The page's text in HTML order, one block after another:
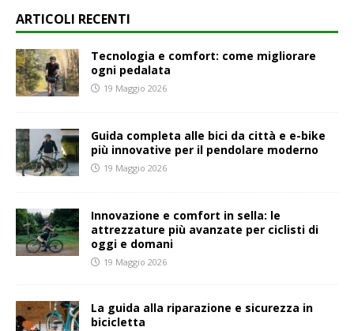
ARTICOLI RECENTI
Tecnologia e comfort: come migliorare
ogni pedalata
19 Maggio 2026
Guida completa alle bici da città e e-bike
più innovative per il pendolare moderno
19 Maggio 2026
Innovazione e comfort in sella: le
attrezzature più avanzate per ciclisti di
oggi e domani
19 Maggio 2026
La guida alla riparazione e sicurezza in
bicicletta